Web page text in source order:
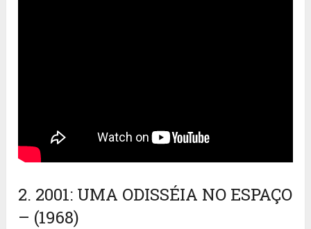
2. 2001: UMA ODISSÉIA NO ESPAÇO
– (1968)